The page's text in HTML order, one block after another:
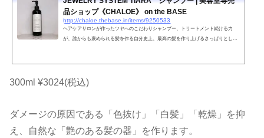
品ショップ《CHALOE》 on the BASE
http://chaloe.thebase.in/items/9250533
ヘアケアサロンが作ったツヤへのこだわりシャンプー、トリートメント続ける力
が、誰からも褒められる髪を作る自分史上、最高の髪を作り上げるさっぱりとした
高い。ケラチンとの結合力が強いため洗っても効果が持続する。ヘアカラーやパー
マなどのアルカリ物を除去する。紫外線を吸収してくれる。やれ...
300ml ¥3024(税込)
ダメージの原因である「色抜け」「白髪」「乾燥」を抑
え、自然な「艶のある髪の器」を作ります。